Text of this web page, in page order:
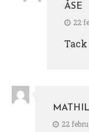
ÅSE
22
22